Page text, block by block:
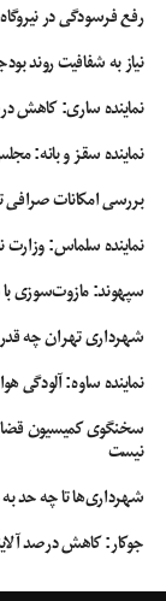
رفع فرسودگی در
نیاز به شفافیت روند
نماینده ساری: کاهش
نماینده سقز و بانه:
بررسی امکانات صرافی
نماینده سلماس: وزارت
سپهوند:‌ مازوت‌سوزی
شهرداری تهران چه
نماینده ساوه: آلودگی
سخنگوی کمیسیون
نیست
شهرداری‌ها تا چه حد
جوکار: کاهش درصد